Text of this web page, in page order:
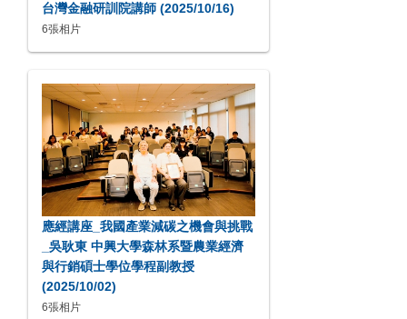
台灣金融研訓院講師 (2025/10/16)
6張相片
應經講座_我國產業減碳之機會與挑戰
_吳耿東 中興大學森林系暨農業經濟
與行銷碩士學位學程副教授
(2025/10/02)
6張相片